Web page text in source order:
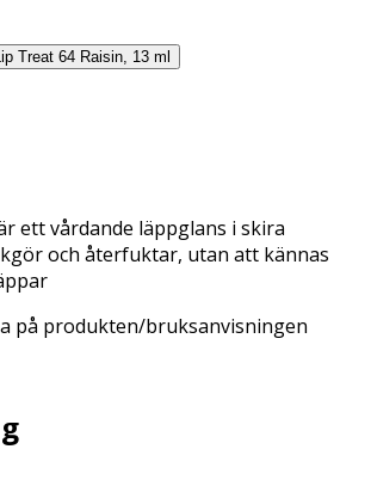
Treat 64 Raisin, 13 ml
ett vårdande läppglans i skira
och återfuktar, utan att kännas
på produkten/bruksanvisningen